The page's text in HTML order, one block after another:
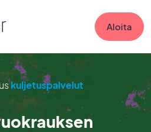
Aloita
kuljetuspalvelut